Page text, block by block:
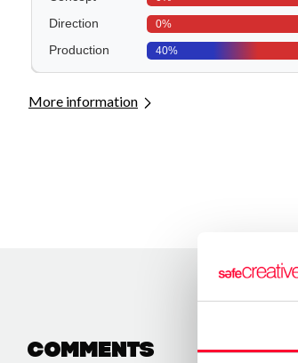
More information
Comments